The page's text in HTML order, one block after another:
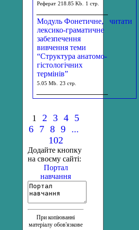
Реферат 218.85 Kb. 1 стр.
Модуль Фонетичне,
лексико-граматичне
забезпечення
вивчення теми
“Структура анатомо-
гістологічних
термінів”
5.05 Mb. 23 стр.
читати
1 2 3 4 5
6 7 8 9 ...
102
Додайте кнопку
на своєму сайті:
Портал
навчання
При копіюванні
матеріалу обов'язкове